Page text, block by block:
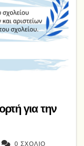
για την
0 ΣΧΌΛΙΟ